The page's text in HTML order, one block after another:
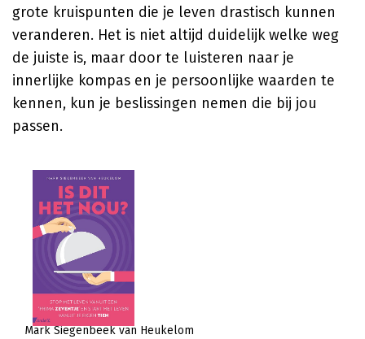
grote kruispunten die je leven drastisch kunnen
veranderen. Het is niet altijd duidelijk welke weg
de juiste is, maar door te luisteren naar je
innerlijke kompas en je persoonlijke waarden te
kennen, kun je beslissingen nemen die bij jou
passen.
Mark Siegenbeek van Heukelom